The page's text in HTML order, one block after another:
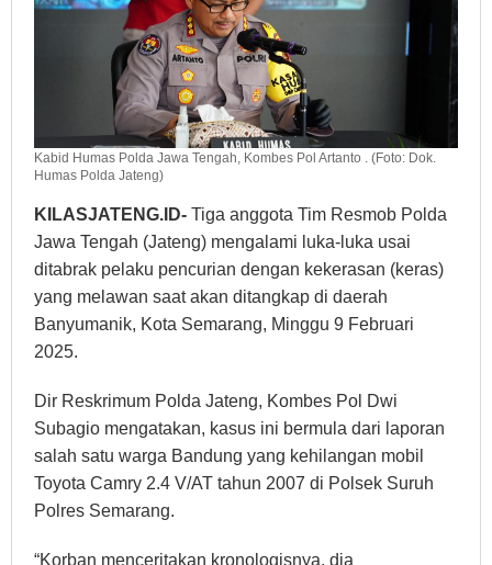
Kabid Humas Polda Jawa Tengah, Kombes Pol Artanto . (Foto: Dok.
Humas Polda Jateng)
KILASJATENG.ID- Tiga anggota Tim Resmob Polda
Jawa Tengah (Jateng) mengalami luka-luka usai
ditabrak pelaku pencurian dengan kekerasan (keras)
yang melawan saat akan ditangkap di daerah
Banyumanik, Kota Semarang, Minggu 9 Februari
2025.
Dir Reskrimum Polda Jateng, Kombes Pol Dwi
Subagio mengatakan, kasus ini bermula dari laporan
salah satu warga Bandung yang kehilangan mobil
Toyota Camry 2.4 V/AT tahun 2007 di Polsek Suruh
Polres Semarang.
“Korban menceritakan kronologisnya, dia